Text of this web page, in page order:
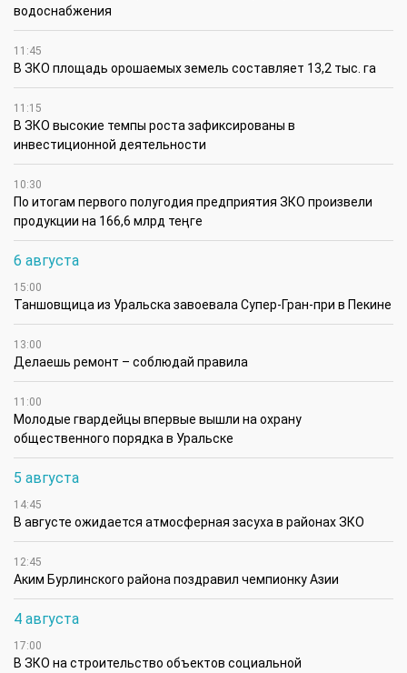
водоснабжения
11:45
В ЗКО площадь орошаемых земель составляет 13,2 тыс. га
11:15
В ЗКО высокие темпы роста зафиксированы в
инвестиционной деятельности
10:30
По итогам первого полугодия предприятия ЗКО произвели
продукции на 166,6 млрд теңге
6 августа
15:00
Таншовщица из Уральска завоевала Супер-Гран-при в Пекине
13:00
Делаешь ремонт – соблюдай правила
11:00
Молодые гвардейцы впервые вышли на охрану
общественного порядка в Уральске
5 августа
14:45
В августе ожидается атмосферная засуха в районах ЗКО
12:45
Аким Бурлинского района поздравил чемпионку Азии
4 августа
17:00
В ЗКО на строительство объектов социальной